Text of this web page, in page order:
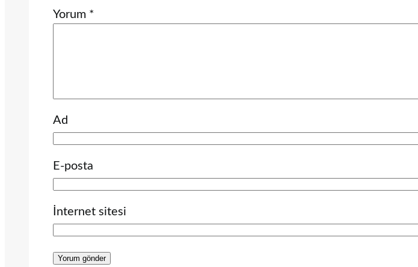
Yorum *
Ad
E-posta
İnternet sitesi